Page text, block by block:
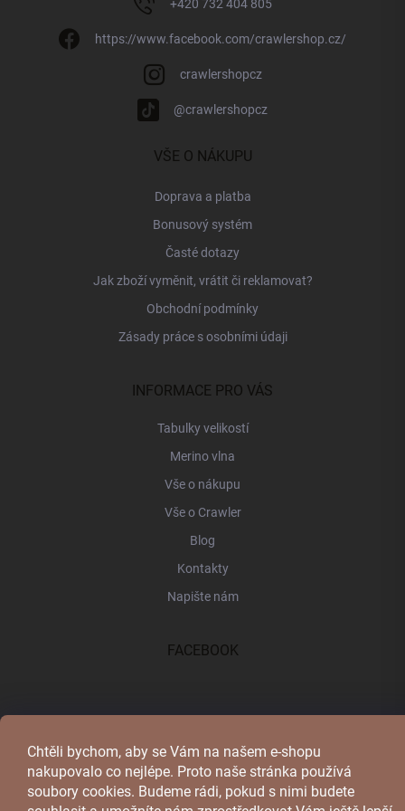
Chtěli bychom, aby se Vám na našem e-shopu
nakupovalo co nejlépe. Proto naše stránka používá
soubory cookies. Budeme rádi, pokud s nimi budete
+420 732 404 805
https://www.facebook.com/crawlershop.cz/
crawlershopcz
@crawlershopcz
VŠE O NÁKUPU
Doprava a platba
Bonusový systém
Časté dotazy
Jak zboží vyměnit, vrátit či reklamovat?
Obchodní podmínky
Zásady práce s osobními údaji
INFORMACE PRO VÁS
Tabulky velikostí
Merino vlna
Vše o nákupu
Vše o Crawler
Blog
Kontakty
Napište nám
FACEBOOK